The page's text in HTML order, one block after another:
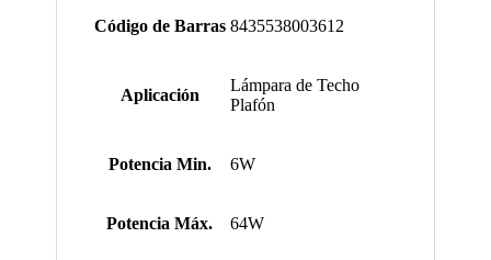
Código de Barras 8435538003612
Aplicación
Lámpara de Techo
Plafón
Potencia Min. 6W
Potencia Máx. 64W